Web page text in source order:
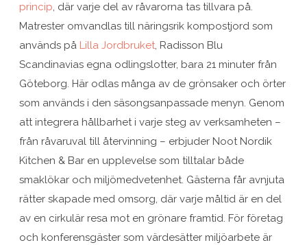
princip, där varje del av råvarorna tas tillvara på.
Matrester omvandlas till näringsrik kompostjord som
används på Lilla Jordbruket, Radisson Blu
Scandinavias egna odlingslotter, bara 21 minuter från
Göteborg. Här odlas många av de grönsaker och örter
som används i den säsongsanpassade menyn. Genom
att integrera hållbarhet i varje steg av verksamheten –
från råvaruval till återvinning – erbjuder Noot Nordik
Kitchen & Bar en upplevelse som tilltalar både
smaklökar och miljömedvetenhet. Gästerna får avnjuta
rätter skapade med omsorg, där varje måltid är en del
av en cirkulär resa mot en grönare framtid. För företag
och konferensgäster som värdesätter miljöarbete är